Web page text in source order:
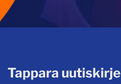
Tappara uutiskirje